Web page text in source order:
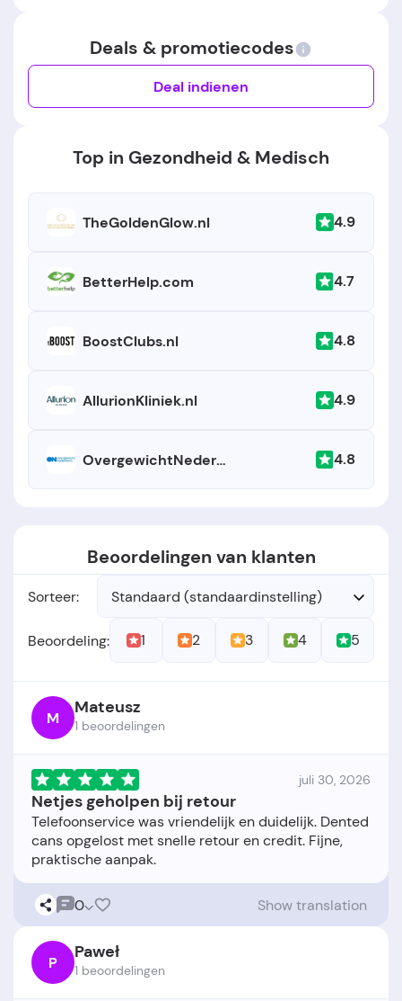
Deals & promotiecodes
Deal indienen
Top in Gezondheid & Medisch
TheGoldenGlow.nl 4.9
BetterHelp.com 4.7
BoostClubs.nl 4.8
AllurionKliniek.nl 4.9
OvergewichtNederland.nl 4.8
Beoordelingen van klanten
Sorteer: Standaard (standaardinstelling)
Beoordeling: 1 2 3 4 5
M Mateusz
1 beoordelingen
juli 30, 2026
Netjes geholpen bij retour
Telefoonservice was vriendelijk en duidelijk. Dented
cans opgelost met snelle retour en credit. Fijne,
0 Show translation
P Paweł
1 beoordelingen